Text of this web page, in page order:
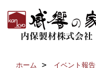
ホーム イベント報告